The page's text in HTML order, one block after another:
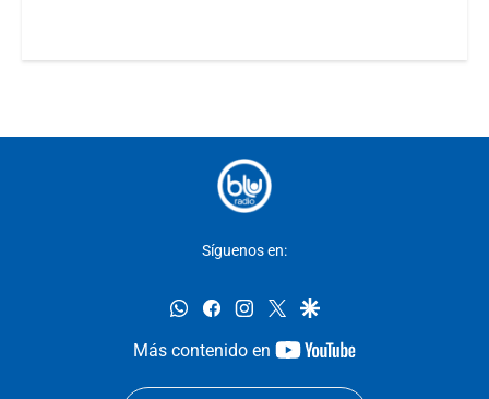
Síguenos en:
whatsappfacebookinstagram
twittergoogle
Más contenido en
youtube-